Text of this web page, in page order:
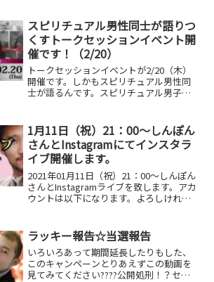
スピリチュアル男性同士が語りつ
くすトークセッションイベント開
催です！（2/20）
トークセッションイベントが2/20（木）
開催です。しかもスピリチュアル男性同
士が語るんです。スピリチュアル男子、
ションイベントになります！モデレータ
ー人生を変えるチャネ...
1月11日（祝）21：00～しんぽん
さんとInstagramにてインスタラ
イブ開催します。
2021年01月11日（祝）21：00～しんぽん
さんとInstagramライブを致します。アカ
ウントは以下になります。よろしければ
ラッキー報告☆当選報告
いろいろあって期間延長したりもした、
このキャンペーンとりあえずこの動画を
見てみてください????公開処刑！？セル